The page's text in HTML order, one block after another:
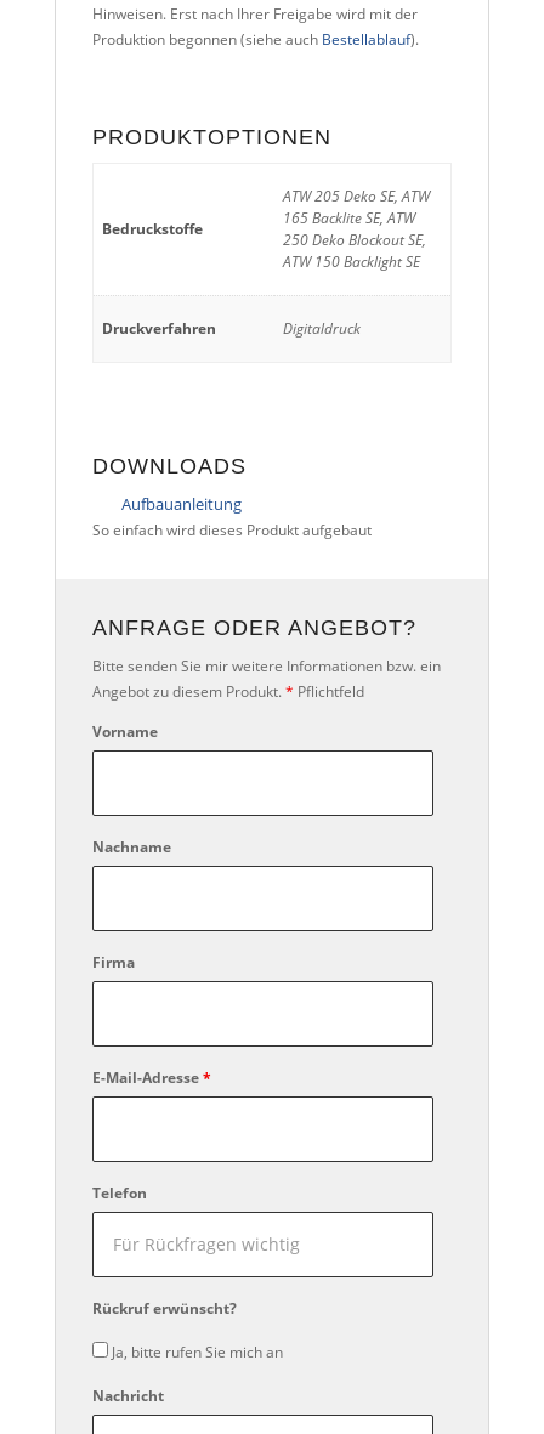
Hinweisen. Erst nach Ihrer Freigabe wird mit der
Produktion begonnen (siehe auch Bestellablauf).
PRODUKTOPTIONEN
Bedruckstoffe
ATW 205 Deko SE, ATW
165 Backlite SE, ATW
250 Deko Blockout SE,
ATW 150 Backlight SE
Druckverfahren Digitaldruck
DOWNLOADS
Aufbauanleitung
So einfach wird dieses Produkt aufgebaut
ANFRAGE ODER ANGEBOT?
Bitte senden Sie mir weitere Informationen bzw. ein
Angebot zu diesem Produkt.* Pflichtfeld
Vorname
Nachname
Firma
E-Mail-Adresse*
Telefon
Rückruf erwünscht?
Ja, bitte rufen Sie mich an
Nachricht